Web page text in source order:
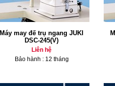
Máy may đế trụ ngang JUKI
DSC-245(V)
Liên hệ
Bảo hành : 12 tháng